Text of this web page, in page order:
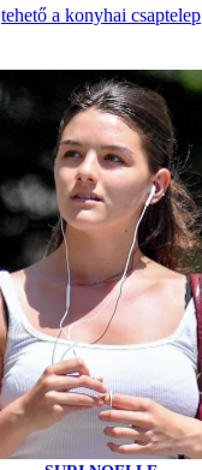
tehető a konyhai csaptelep